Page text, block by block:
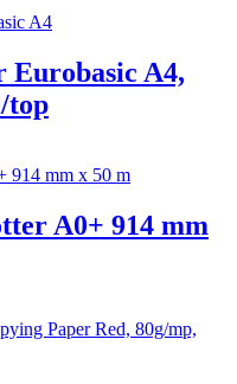
A4,
top
A0+ 914 mm